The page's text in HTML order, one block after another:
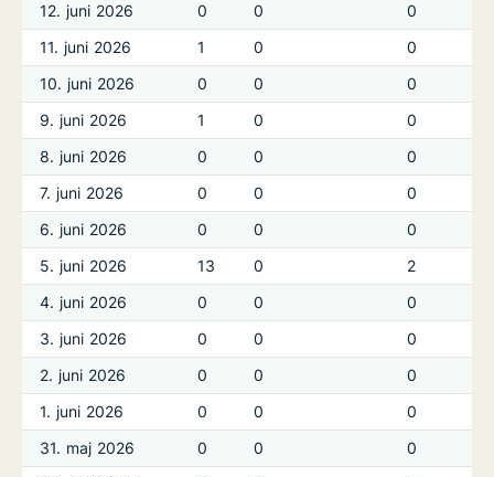
12. juni 2026
0 0
0
11. juni 2026
1 0
0
10. juni 2026
0 0
0
9. juni 2026
1 0
0
8. juni 2026
0 0
0
7. juni 2026
0 0
0
6. juni 2026
0 0
0
5. juni 2026
13 0
2
4. juni 2026
0 0
0
3. juni 2026
0 0
0
2. juni 2026
0 0
0
1. juni 2026
0 0
0
31. maj 2026
0 0
0